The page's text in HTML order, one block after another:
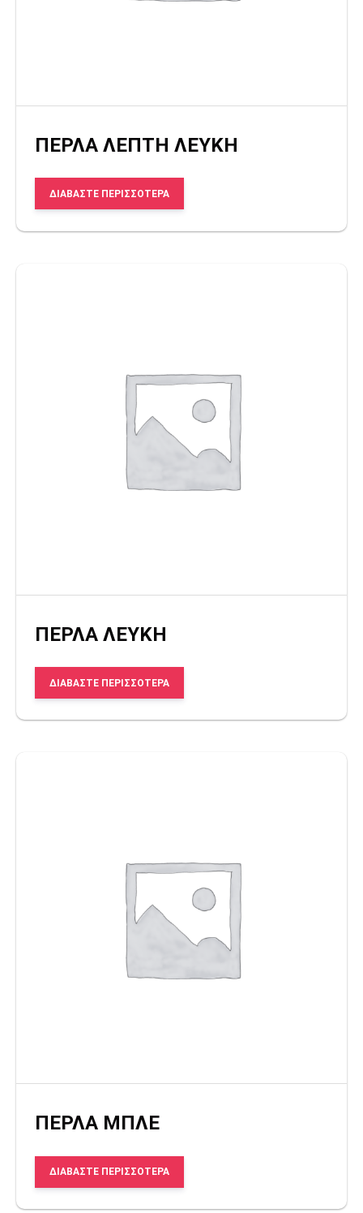
ΠΕΡΛΑ ΛΕΠΤΗ ΛΕΥΚΗ
ΔΙΑΒΆΣΤΕ ΠΕΡΙΣΣΌΤΕΡΑ
ΠΕΡΛΑ ΛΕΥΚΗ
ΔΙΑΒΆΣΤΕ ΠΕΡΙΣΣΌΤΕΡΑ
ΠΕΡΛΑ ΜΠΛΕ
ΔΙΑΒΆΣΤΕ ΠΕΡΙΣΣΌΤΕΡΑ